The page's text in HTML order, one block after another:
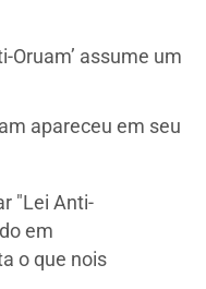
Oruam’ assume um
apareceu em seu
"Lei Anti-
em
o que nois